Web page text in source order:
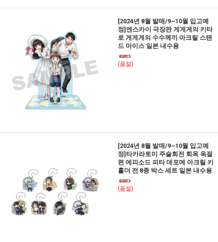
[2024년 8월 발매/9~10월 입고예
정]엔스카이 극장판 게게게의 키타
로 게게게의 수수께끼 아크릴 스탠
드 아이스 일본 내수용
(품절)
[2024년 8월 발매/9~10월 입고예
정]타카라토미 주술회전 회옥 옥절
편 에피소드 피타 데포메 아크릴 키
홀더 전 8종 박스 세트 일본 내수용
(품절)